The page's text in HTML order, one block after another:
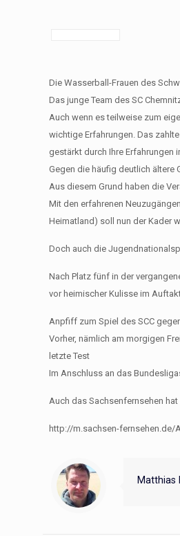
Die Wasserball-Frauen des
Das junge Team des SC
Auch wenn es teilweise zum
wichtige Erfahrungen. Das
gestärkt durch Ihre Erfahrungen
Gegen die häufig deutlich ältere
Aus diesem Grund haben die
Mit den erfahrenen
Heimatland) soll nun der Kader
Doch auch die
Nach Platz fünf in der
vor heimischer Kulisse im
Anpfiff zum Spiel des SCC
Vorher, nämlich am morgigen
letzte Test
Im Anschluss an das
​Auch das Sachsenfernsehen
http://m.sachsen-fernsehen.de/
Matthias